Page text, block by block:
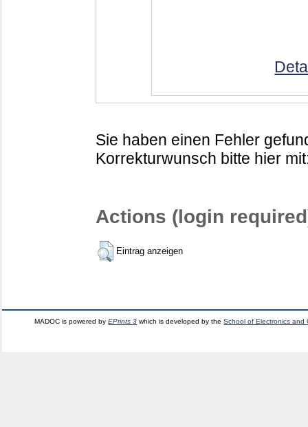
Sie haben einen Fehler
Korrekturwunsch bitte hier
Actions (login
Eintrag anzeigen
MADOC is powered byEPrints 3 which is developed by theSchool of Electronics and